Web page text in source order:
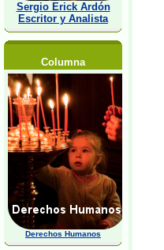
Sergio Erick Ardón
Escritor y Analista
Columna
Derechos Humanos